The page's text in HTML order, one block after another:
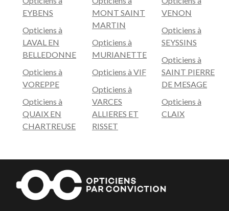
monture comme des verres. L’opticien n’a donc pas
autant de possibilités pour pouvoir vous proposer un
équipement totalement adapté à votre vue, vos goûts
et votre visage.
EYBENS
Opticiens à
LAVAL EN
BELLEDONNE
Opticiens à
VOREPPE
Opticiens à
QUAIX EN
CHARTREUSE
MONT SAINT
MARTIN
Opticiens à
MURIANETTE
Opticiens à VIF
Opticiens à
VARCES
ALLIERES ET
RISSET
VENON
Opticiens à
SEYSSINS
Opticiens à
SAINT PIERRE
DE MESAGE
Opticiens à
CLAIX